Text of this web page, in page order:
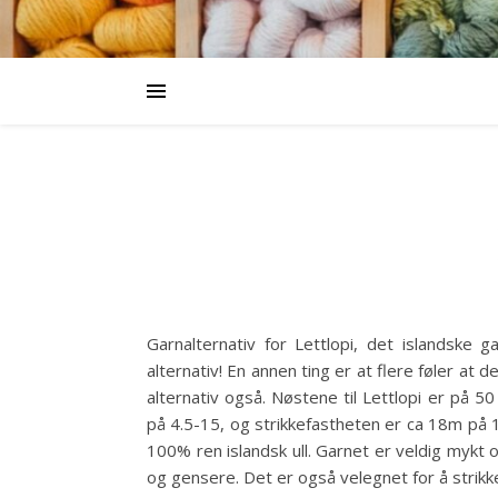
Garnalternativ for Lettlopi, det islandske
alternativ! En annen ting er at flere føler at
alternativ også. Nøstene til Lettlopi er på
på 4.5-15, og strikkefastheten er ca 18m
100% ren islandsk ull. Garnet er veldig
og gensere. Det er også velegnet for å